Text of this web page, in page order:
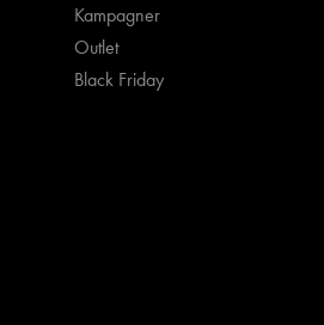
Kampagner
Outlet
Black Friday